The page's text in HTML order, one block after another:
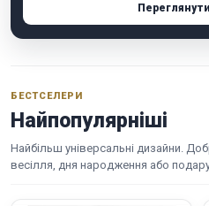
БЕСТСЕЛЕРИ
Найпопулярніші
Найбільш універсальні дизайни.
весілля, дня народження або